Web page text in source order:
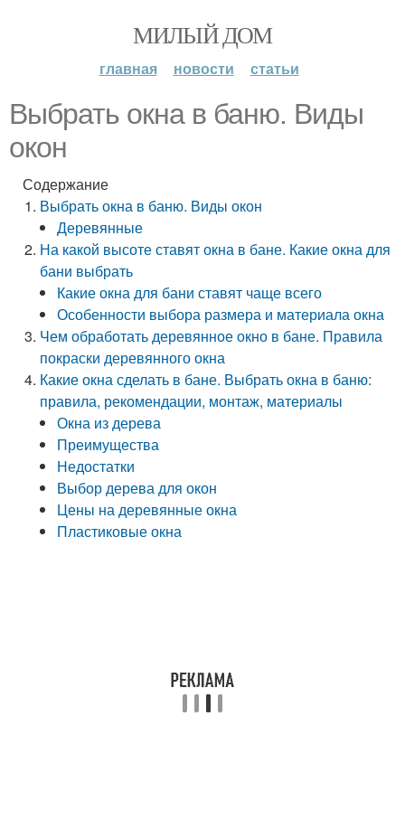
МИЛЫЙ ДОМ
главная новости статьи
Выбрать окна в баню. Виды
окон
Содержание
Выбрать окна в баню. Виды окон
Деревянные
На какой высоте ставят окна в бане. Какие окна для
бани выбрать
Какие окна для бани ставят чаще всего
Особенности выбора размера и материала окна
Чем обработать деревянное окно в бане. Правила
покраски деревянного окна
Какие окна сделать в бане. Выбрать окна в баню:
правила, рекомендации, монтаж, материалы
Окна из дерева
Преимущества
Недостатки
Выбор дерева для окон
Цены на деревянные окна
Пластиковые окна